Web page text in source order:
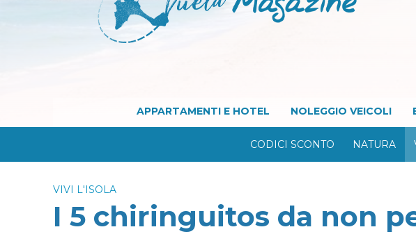
APPARTAMENTI E HOTEL NOLEGGIO VEICOLI
CODICI SCONTO NATURA
VIVI L'ISOLA
I 5 chiringuitos da non